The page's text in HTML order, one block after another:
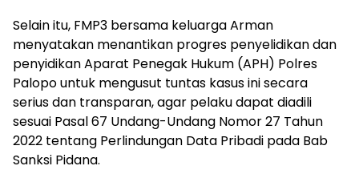
Selain itu, FMP3 bersama keluarga Arman
menyatakan menantikan progres penyelidikan dan
penyidikan Aparat Penegak Hukum (APH) Polres
Palopo untuk mengusut tuntas kasus ini secara
serius dan transparan, agar pelaku dapat diadili
sesuai Pasal 67 Undang-Undang Nomor 27 Tahun
2022 tentang Perlindungan Data Pribadi pada Bab
Sanksi Pidana.